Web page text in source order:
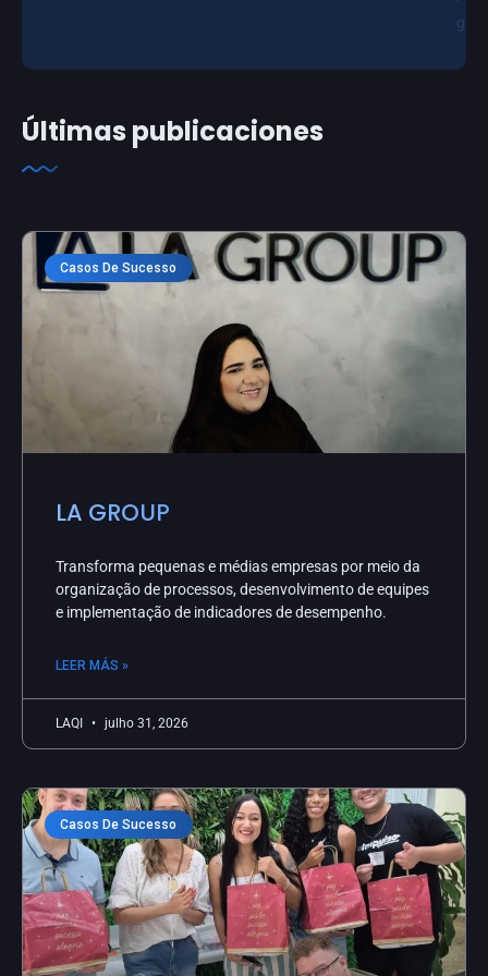
Últimas publicaciones
Casos De Sucesso
LA GROUP
Transforma pequenas e médias empresas por meio da
organização de processos, desenvolvimento de equipes
e implementação de indicadores de desempenho.
LEER MÁS »
LAQI julho 31, 2026
Casos De Sucesso